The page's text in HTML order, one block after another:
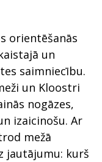
orientēšanās
un
saimniecību.
un Kloostri
nogāzes,
izaicinošu. Ar
mežā
jautājumu: kurš